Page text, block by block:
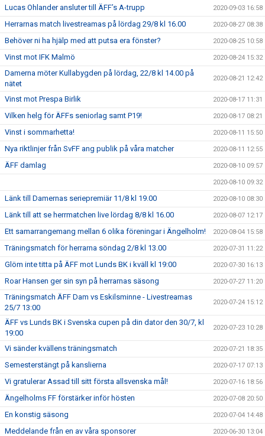
Lucas Ohlander ansluter till ÄFF’s A-trupp 2020-09-03 16:58
Herrarnas match livestreamas på lördag 29/8 kl 16.00 2020-08-27 08:38
Behöver ni ha hjälp med att putsa era fönster? 2020-08-25 10:58
Vinst mot IFK Malmö 2020-08-24 15:32
Damerna möter Kullabygden på lördag, 22/8 kl 14.00 på
nätet
2020-08-21 12:42
Vinst mot Prespa Birlik 2020-08-17 11:31
Vilken helg för ÄFFs seniorlag samt P19! 2020-08-17 08:21
Vinst i sommarhetta! 2020-08-11 15:50
Nya riktlinjer från SvFF ang publik på våra matcher 2020-08-11 12:55
ÄFF damlag 2020-08-10 09:57
2020-08-10 09:32
Länk till Damernas seriepremiär 11/8 kl 19.00 2020-08-10 08:30
Länk till att se herrmatchen live lördag 8/8 kl 16.00 2020-08-07 12:17
Ett samarrangemang mellan 6 olika föreningar i Ängelholm! 2020-08-04 15:58
Träningsmatch för herrarna söndag 2/8 kl 13.00 2020-07-31 11:22
Glöm inte titta på ÄFF mot Lunds BK i kväll kl 19:00 2020-07-30 16:13
Roar Hansen ger sin syn på herrarnas säsong 2020-07-27 11:20
Träningsmatch ÄFF Dam vs Eskilsminne - Livestreamas
25/7 13:00
2020-07-24 15:12
ÄFF vs Lunds BK i Svenska cupen på din dator den 30/7, kl
19:00
2020-07-23 10:28
Vi sänder kvällens träningsmatch 2020-07-21 18:35
Semesterstängt på kanslierna 2020-07-17 07:13
Vi gratulerar Assad till sitt första allsvenska mål! 2020-07-16 18:56
Ängelholms FF förstärker inför hösten 2020-07-08 20:50
En konstig säsong 2020-07-04 14:48
Meddelande från en av våra sponsorer 2020-06-30 13:04